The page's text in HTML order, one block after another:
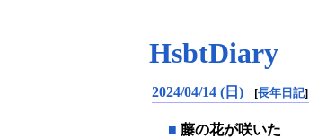
HsbtDiary
2024/04/14 (日) [長年日記]
■ 藤の花が咲いた